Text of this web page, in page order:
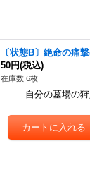
〔状態B〕絶命の痛
50円(税込)
在庫数 6枚
自分の墓場の狩人